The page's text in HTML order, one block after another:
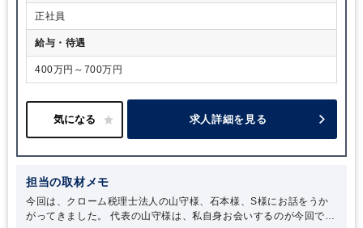
正社員
給与・待遇
400万円～700万円
求人詳細を見る
担当の取材メモ
今回は、クローム税理士法人の山守様、石本様、S様にお話をうか
がってきました。
代表の山守様は、私自身お会いするのが今回で三